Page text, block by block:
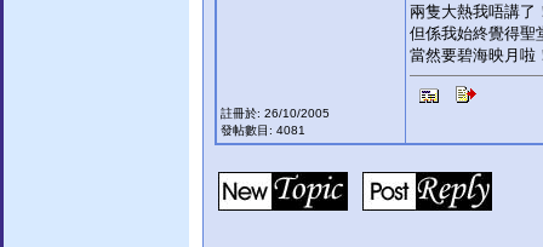
註冊於: 26/10/2005
發帖數目: 4081
兩隻大熱我唔講了
但係我始終覺得聖
當然要碧海映月啦